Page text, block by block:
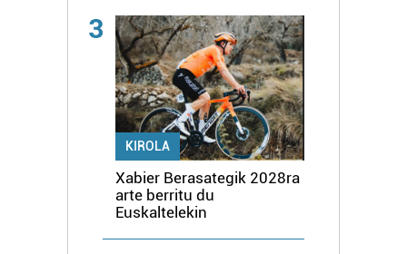
3
KIROLA
Xabier Berasategik 2028ra
arte berritu du
Euskaltelekin